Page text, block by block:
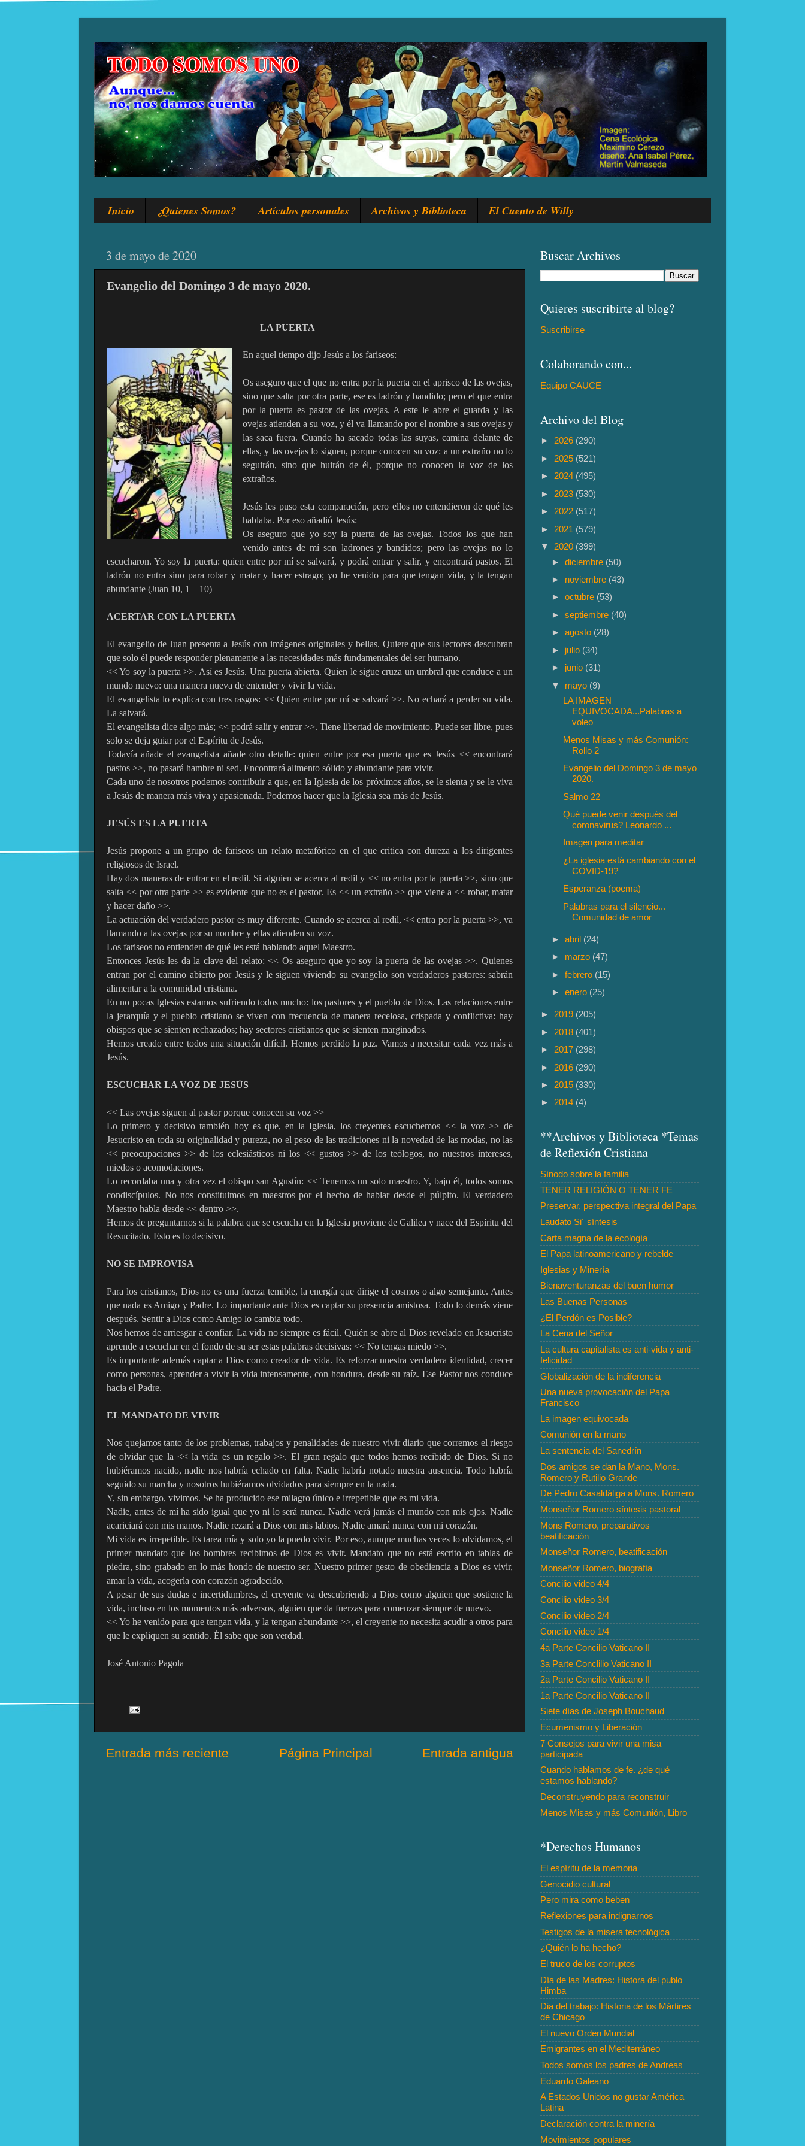
Inicio ¿Quienes Somos? Artículos personales Archivos y Biblioteca El Cuento de Willy
3 de mayo de 2020
Evangelio del Domingo 3 de mayo 2020.
LA PUERTA
En aquel tiempo dijo Jesús a los fariseos:
Os aseguro que el que no entra por la puerta en el aprisco de las ovejas,
sino que salta por otra parte, ese es ladrón y bandido; pero el que entra
por la puerta es pastor de las ovejas. A este le abre el guarda y las
ovejas atienden a su voz, y él va llamando por el nombre a sus ovejas y
las saca fuera. Cuando ha sacado todas las suyas, camina delante de
ellas, y las ovejas lo siguen, porque conocen su voz: a un extraño no lo
seguirán, sino que huirán de él, porque no conocen la voz de los
extraños.
Jesús les puso esta comparación, pero ellos no entendieron de qué les
hablaba. Por eso añadió Jesús:
Os aseguro que yo soy la puerta de las ovejas. Todos los que han
venido antes de mí son ladrones y bandidos; pero las ovejas no lo
escucharon. Yo soy la puerta: quien entre por mí se salvará, y podrá entrar y salir, y encontrará pastos. El
ladrón no entra sino para robar y matar y hacer estrago; yo he venido para que tengan vida, y la tengan
abundante (Juan 10, 1 – 10)
ACERTAR CON LA PUERTA
El evangelio de Juan presenta a Jesús con imágenes originales y bellas. Quiere que sus lectores descubran
que solo él puede responder plenamente a las necesidades más fundamentales del ser humano.
<< Yo soy la puerta >>. Así es Jesús. Una puerta abierta. Quien le sigue cruza un umbral que conduce a un
mundo nuevo: una manera nueva de entender y vivir la vida.
El evangelista lo explica con tres rasgos: << Quien entre por mí se salvará >>. No echará a perder su vida.
La salvará.
El evangelista dice algo más; << podrá salir y entrar >>. Tiene libertad de movimiento. Puede ser libre, pues
solo se deja guiar por el Espíritu de Jesús.
Todavía añade el evangelista añade otro detalle: quien entre por esa puerta que es Jesús << encontrará
pastos >>, no pasará hambre ni sed. Encontrará alimento sólido y abundante para vivir.
Cada uno de nosotros podemos contribuir a que, en la Iglesia de los próximos años, se le sienta y se le viva
a Jesús de manera más viva y apasionada. Podemos hacer que la Iglesia sea más de Jesús.
JESÚS ES LA PUERTA
Jesús propone a un grupo de fariseos un relato metafórico en el que critica con dureza a los dirigentes
religiosos de Israel.
Hay dos maneras de entrar en el redil. Si alguien se acerca al redil y << no entra por la puerta >>, sino que
salta << por otra parte >> es evidente que no es el pastor. Es << un extraño >> que viene a << robar, matar
y hacer daño >>.
La actuación del verdadero pastor es muy diferente. Cuando se acerca al redil, << entra por la puerta >>, va
llamando a las ovejas por su nombre y ellas atienden su voz.
Los fariseos no entienden de qué les está hablando aquel Maestro.
Entonces Jesús les da la clave del relato: << Os aseguro que yo soy la puerta de las ovejas >>. Quienes
entran por el camino abierto por Jesús y le siguen viviendo su evangelio son verdaderos pastores: sabrán
alimentar a la comunidad cristiana.
En no pocas Iglesias estamos sufriendo todos mucho: los pastores y el pueblo de Dios. Las relaciones entre
la jerarquía y el pueblo cristiano se viven con frecuencia de manera recelosa, crispada y conflictiva: hay
obispos que se sienten rechazados; hay sectores cristianos que se sienten marginados.
Hemos creado entre todos una situación difícil. Hemos perdido la paz. Vamos a necesitar cada vez más a
Jesús.
ESCUCHAR LA VOZ DE JESÚS
<< Las ovejas siguen al pastor porque conocen su voz >>
Lo primero y decisivo también hoy es que, en la Iglesia, los creyentes escuchemos << la voz >> de
Jesucristo en toda su originalidad y pureza, no el peso de las tradiciones ni la novedad de las modas, no las
<< preocupaciones >> de los eclesiásticos ni los << gustos >> de los teólogos, no nuestros intereses,
miedos o acomodaciones.
Lo recordaba una y otra vez el obispo san Agustín: << Tenemos un solo maestro. Y, bajo él, todos somos
condiscípulos. No nos constituimos en maestros por el hecho de hablar desde el púlpito. El verdadero
Maestro habla desde << dentro >>.
Hemos de preguntarnos si la palabra que se escucha en la Iglesia proviene de Galilea y nace del Espíritu del
Resucitado. Esto es lo decisivo.
NO SE IMPROVISA
Para los cristianos, Dios no es una fuerza temible, la energía que dirige el cosmos o algo semejante. Antes
que nada es Amigo y Padre. Lo importante ante Dios es captar su presencia amistosa. Todo lo demás viene
después. Sentir a Dios como Amigo lo cambia todo.
Nos hemos de arriesgar a confiar. La vida no siempre es fácil. Quién se abre al Dios revelado en Jesucristo
aprende a escuchar en el fondo de su ser estas palabras decisivas: << No tengas miedo >>.
Es importante además captar a Dios como creador de vida. Es reforzar nuestra verdadera identidad, crecer
como personas, aprender a vivir la vida intensamente, con hondura, desde su raíz. Ese Pastor nos conduce
hacia el Padre.
EL MANDATO DE VIVIR
Nos quejamos tanto de los problemas, trabajos y penalidades de nuestro vivir diario que corremos el riesgo
de olvidar que la << la vida es un regalo >>. El gran regalo que todos hemos recibido de Dios. Si no
hubiéramos nacido, nadie nos habría echado en falta. Nadie habría notado nuestra ausencia. Todo habría
seguido su marcha y nosotros hubiéramos olvidados para siempre en la nada.
Y, sin embargo, vivimos. Se ha producido ese milagro único e irrepetible que es mi vida.
Nadie, antes de mí ha sido igual que yo ni lo será nunca. Nadie verá jamás el mundo con mis ojos. Nadie
acariciará con mis manos. Nadie rezará a Dios con mis labios. Nadie amará nunca con mi corazón.
Mi vida es irrepetible. Es tarea mía y solo yo la puedo vivir. Por eso, aunque muchas veces lo olvidamos, el
primer mandato que los hombres recibimos de Dios es vivir. Mandato que no está escrito en tablas de
piedra, sino grabado en lo más hondo de nuestro ser. Nuestro primer gesto de obediencia a Dios es vivir,
amar la vida, acogerla con corazón agradecido.
A pesar de sus dudas e incertidumbres, el creyente va descubriendo a Dios como alguien que sostiene la
vida, incluso en los momentos más adversos, alguien que da fuerzas para comenzar siempre de nuevo.
<< Yo he venido para que tengan vida, y la tengan abundante >>, el creyente no necesita acudir a otros para
que le expliquen su sentido. Él sabe que son verdad.
José Antonio Pagola
Entrada más reciente Entrada antigua
Página Principal
Buscar Archivos
Quieres suscribirte al blog?
Suscribirse
Colaborando con...
Equipo CAUCE
Archivo del Blog
► 2026 (290)
► 2025 (521)
► 2024 (495)
► 2023 (530)
► 2022 (517)
► 2021 (579)
▼ 2020 (399)
►diciembre (50)
► noviembre (43)
►octubre (53)
►septiembre (40)
►agosto (28)
► julio (34)
► junio (31)
▼ mayo (9)
LA IMAGEN
EQUIVOCADA...Palabras a
voleo
Menos Misas y más Comunión:
Rollo 2
Evangelio del Domingo 3 de mayo
2020.
Salmo 22
Qué puede venir después del
coronavirus? Leonardo ...
Imagen para meditar
¿La iglesia está cambiando con el
COVID-19?
Esperanza (poema)
Palabras para el silencio...
Comunidad de amor
►abril (24)
► marzo (47)
►febrero (15)
►enero (25)
► 2019 (205)
► 2018 (401)
► 2017 (298)
► 2016 (290)
► 2015 (330)
► 2014 (4)
**Archivos y Biblioteca *Temas
de Reflexión Cristiana
Sínodo sobre la familia
TENER RELIGIÓN O TENER FE
Preservar, perspectiva integral del Papa
Laudato Si´ síntesis
Carta magna de la ecología
El Papa latinoamericano y rebelde
Iglesias y Minería
Bienaventuranzas del buen humor
Las Buenas Personas
¿El Perdón es Posible?
La Cena del Señor
La cultura capitalista es anti-vida y anti-
felicidad
Globalización de la indiferencia
Una nueva provocación del Papa
Francisco
La imagen equivocada
Comunión en la mano
La sentencia del Sanedrín
Dos amigos se dan la Mano, Mons.
Romero y Rutilio Grande
De Pedro Casaldáliga a Mons. Romero
Monseñor Romero síntesis pastoral
Mons Romero, preparativos
beatificación
Monseñor Romero, beatificación
Monseñor Romero, biografía
Concilio video 4/4
Concilio video 3/4
Concilio video 2/4
Concilio video 1/4
4a Parte Concilio Vaticano II
3a Parte Conclilio Vaticano II
2a Parte Concilio Vaticano II
1a Parte Concilio Vaticano II
Siete días de Joseph Bouchaud
Ecumenismo y Liberación
7 Consejos para vivir una misa
participada
Cuando hablamos de fe. ¿de qué
estamos hablando?
Deconstruyendo para reconstruir
Menos Misas y más Comunión, Libro
*Derechos Humanos
El espíritu de la memoria
Genocidio cultural
Pero mira como beben
Reflexiones para indignarnos
Testigos de la misera tecnológica
¿Quién lo ha hecho?
El truco de los corruptos
Día de las Madres: Histora del publo
Himba
Dia del trabajo: Historia de los Mártires
de Chicago
El nuevo Orden Mundial
Emigrantes en el Mediterráneo
Todos somos los padres de Andreas
Eduardo Galeano
A Estados Unidos no gustar América
Latina
Declaración contra la minería
Movimientos populares